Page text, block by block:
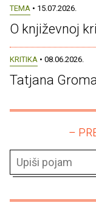
TEMA • 15.07.2026.
O književnoj
KRITIKA • 08.06.2026.
Tatjana
–